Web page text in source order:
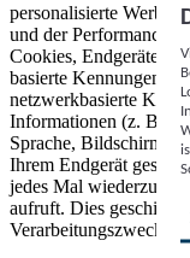
personalisierte
und der Performance
Cookies, Endgeräte-
basierte Kennungen,
netzwerkbasierte
Informationen (z. B.
Sprache,
Ihrem Endgerät
jedes Mal
aufruft. Dies geschieht
Verarbeitungszwecke.